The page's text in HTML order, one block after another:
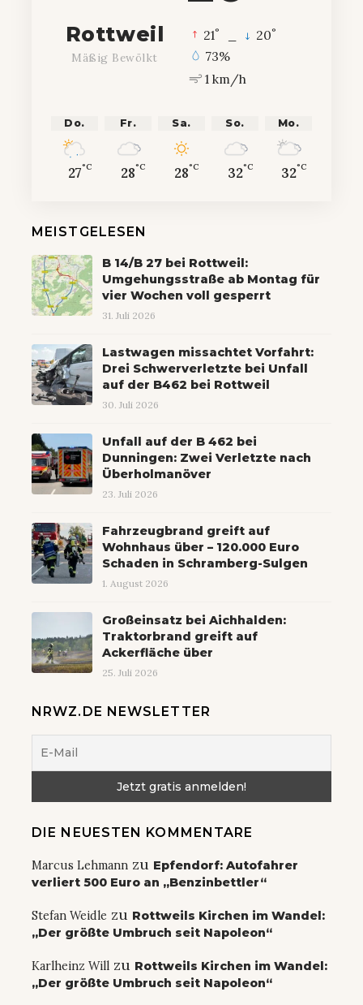
Rottweil
Mäßig Bewölkt
21° 20°
73%
1 km/h
Do.
27°C
Fr.
28°C
Sa.
28°C
So.
32°C
Mo.
32°C
MEISTGELESEN
B 14/B 27 bei Rottweil:
Umgehungsstraße ab Montag für
vier Wochen voll gesperrt
31. Juli 2026
Lastwagen missachtet Vorfahrt:
Drei Schwerverletzte bei Unfall
auf der B462 bei Rottweil
30. Juli 2026
Unfall auf der B 462 bei
Dunningen: Zwei Verletzte nach
Überholmanöver
23. Juli 2026
Fahrzeugbrand greift auf
Wohnhaus über – 120.000 Euro
Schaden in Schramberg-Sulgen
1. August 2026
Großeinsatz bei Aichhalden:
Traktorbrand greift auf
Ackerfläche über
25. Juli 2026
NRWZ.DE NEWSLETTER
DIE NEUESTEN KOMMENTARE
Marcus Lehmann zu Epfendorf: Autofahrer
verliert 500 Euro an „Benzinbettler“
Stefan Weidle zu Rottweils Kirchen im Wandel:
„Der größte Umbruch seit Napoleon“
Karlheinz Will zu Rottweils Kirchen im Wandel:
„Der größte Umbruch seit Napoleon“